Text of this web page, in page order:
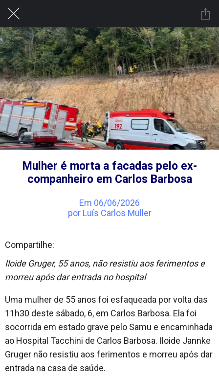
Mulher é morta a facadas pelo ex-
companheiro em Carlos Barbosa
Em 06/06/2026
por Luís Carlos Müller
Compartilhe:
Iloide Gruger, 55 anos, não resistiu aos ferimentos e
morreu após dar entrada no hospital
Uma mulher de 55 anos foi esfaqueada por volta das
11h30 deste sábado, 6, em Carlos Barbosa. Ela foi
socorrida em estado grave pelo Samu e encaminhada
ao Hospital Tacchini de Carlos Barbosa. Iloide Jannke
Gruger não resistiu aos ferimentos e morreu após dar
entrada na casa de saúde.